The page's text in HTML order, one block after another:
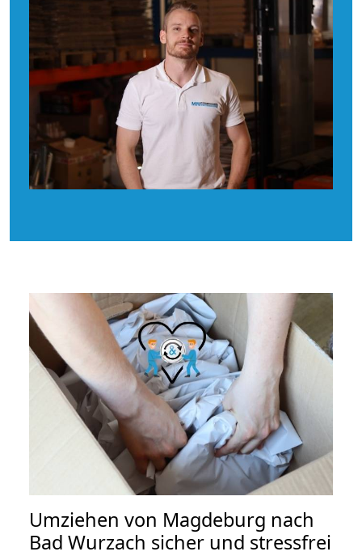
Umziehen von Magdeburg nach
Bad Wurzach sicher und stressfrei